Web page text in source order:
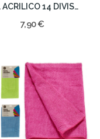
ORG. ACRILICO 14 DIVISOES
7,90 €